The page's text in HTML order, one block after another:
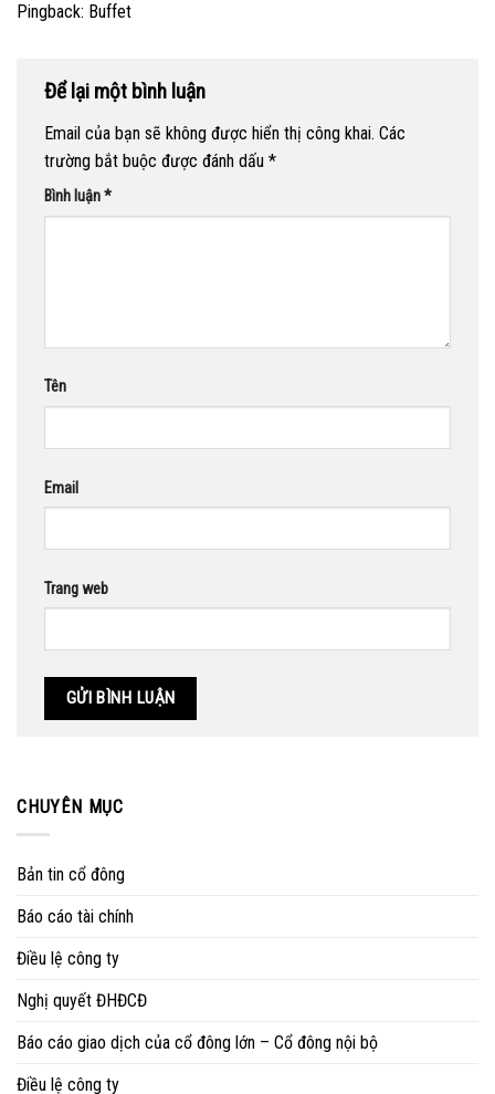
Pingback: Buffet
Để lại một bình luận
Email của bạn sẽ không được hiển thị công khai. Các
trường bắt buộc được đánh dấu *
Bình luận*
Tên
Email
Trang web
CHUYÊN MỤC
Bản tin cổ đông
Báo cáo tài chính
Điều lệ công ty
Nghị quyết ĐHĐCĐ
Báo cáo giao dịch của cổ đông lớn – Cổ đông nội bộ
Điều lệ công ty